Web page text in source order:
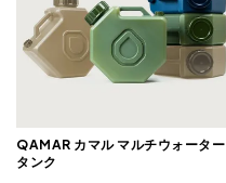
QAMAR カマル マルチウォーター
タンク